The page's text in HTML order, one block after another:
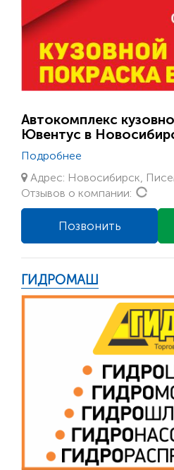
Автокомплекс
Ювентус в
Подробнее
Адрес: Новосибирск,
Отзывов о компании:
Позвонить
ГИДРОМАШ